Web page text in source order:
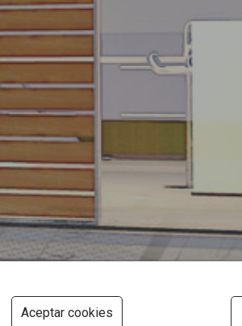
Aceptar cookies